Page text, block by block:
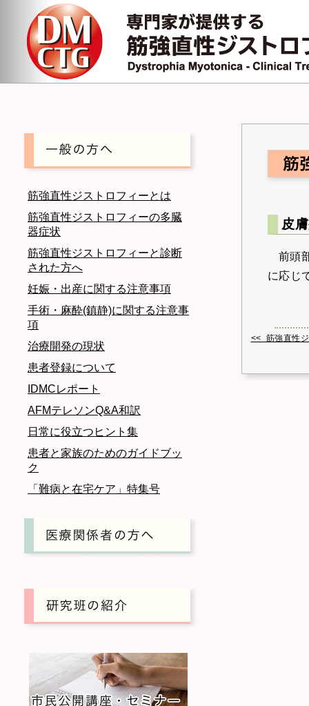
筋強直性ジストロフィーとは
筋強直性ジストロフィーの多臓
器症状
筋強直性ジストロフィーと診断
された方へ
妊娠・出産に関する注意事項
手術・麻酔(鎮静)に関する注意事
項
治療開発の現状
患者登録について
IDMCレポート
AFMテレソンQ&A和訳
日常に役立つヒント集
患者と家族のためのガイドブッ
ク
「難病と在宅ケア」特集号
皮
前頭
に応じ
<< 筋強直性